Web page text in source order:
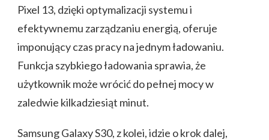
Pixel 13, dzięki optymalizacji systemu i
efektywnemu zarządzaniu energią, oferuje
imponujący czas pracy na jednym ładowaniu.
Funkcja szybkiego ładowania sprawia, że
użytkownik może wrócić do pełnej mocy w
zaledwie kilkadziesiąt minut.
Samsung Galaxy S30, z kolei, idzie o krok dalej,